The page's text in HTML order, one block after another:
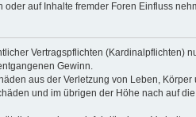
auf Inhalte fremder Foren Einfluss
Vertragspflichten (Kardinalpflichten)
Gewinn.
aus der Verletzung von Leben,
und im übrigen der Höhe nach auf